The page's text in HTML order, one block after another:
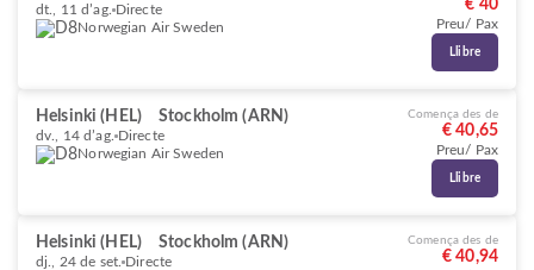
dt., 11 d’ag. Directe
Norwegian Air Sweden
€ 40
Preu/ Pax
Llibre
Helsinki (HEL) Stockholm (ARN)
dv., 14 d’ag. Directe
Norwegian Air Sweden
Comença des de
€ 40,65
Preu/ Pax
Llibre
Helsinki (HEL) Stockholm (ARN)
dj., 24 de set. Directe
Comença des de
€ 40,94